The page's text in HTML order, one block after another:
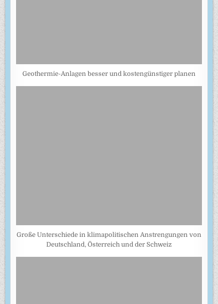
Geothermie-Anlagen besser und kostengünstiger planen
Große Unterschiede in klimapolitischen Anstrengungen von
Deutschland, Österreich und der Schweiz